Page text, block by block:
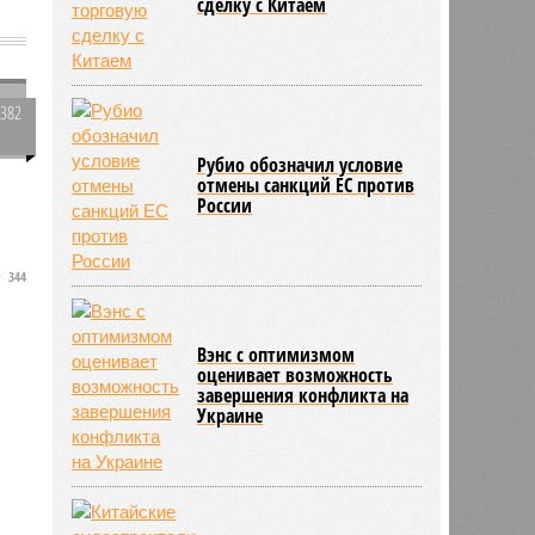
344
Рубио обозначил условие
отмены санкций ЕС против
России
Вэнс с оптимизмом
оценивает возможность
завершения конфликта на
Украине